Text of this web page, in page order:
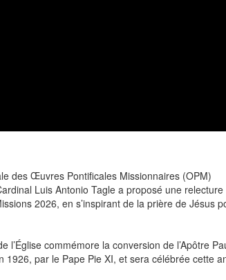
des Œuvres Pontificales Missionnaires (OPM)
Luis Antonio Tagle a proposé une relecture
2026, en s’inspirant de la prière de Jésus
commémore la conversion de l’Apôtre
par le Pape Pie XI, et sera célébrée cette